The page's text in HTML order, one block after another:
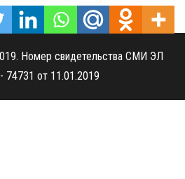
Номер свидетельства СМИ ЭЛ
от 11.01.2019